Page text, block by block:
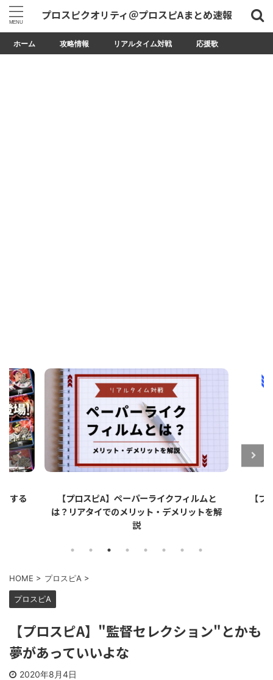
プロスピクオリティ＠プロスピAまとめ速報
ホーム 攻略情報 リアルタイム対戦 応援歌
する
【プロスピA】ペーパーライクフィルムと
は？リアタイでのメリット・デメリットを解
説
【
HOME > プロスピA >
プロスピA
【プロスピA】"監督セレクション"とかも
夢があっていいよな
2020年8月4日